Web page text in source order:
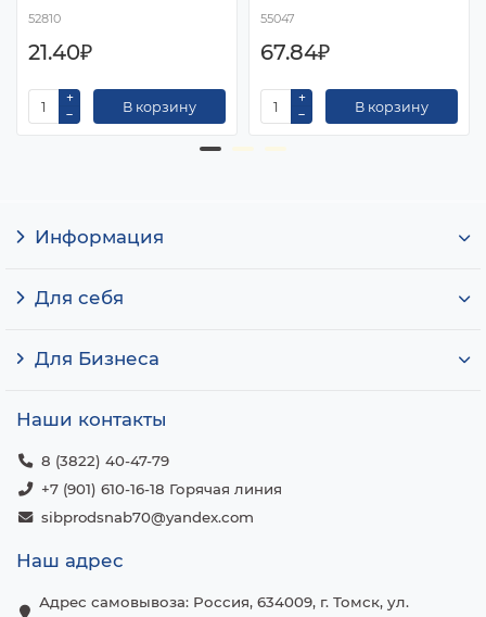
52810
21.40₽
В корзину
55047
67.84₽
В корзину
Информация
Для себя
Для Бизнеса
Наши контакты
8 (3822) 40-47-79
+7 (901) 610-16-18 Горячая линия
sibprodsnab70@yandex.com
Наш адрес
Адрес самовывоза: Россия, 634009, г. Томск, ул.